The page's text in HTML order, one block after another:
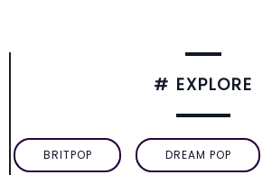
# EXPLORE
BRITPOP DREAM POP